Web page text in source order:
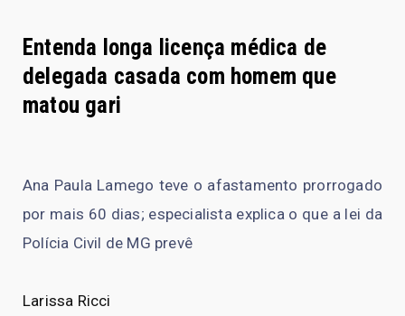
Entenda longa licença médica de
delegada casada com homem que
matou gari
Ana Paula Lamego teve o afastamento prorrogado
por mais 60 dias; especialista explica o que a lei da
Polícia Civil de MG prevê
Larissa Ricci